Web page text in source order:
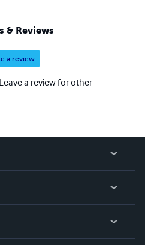
& Reviews
a review
a review for other